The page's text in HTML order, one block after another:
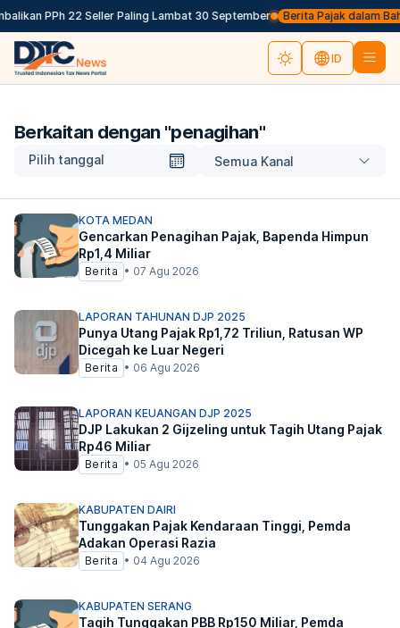
PPh 22 Seller Paling Lambat 30 September Berita Pajak dalam
ID
Berkaitan dengan "penagihan"
Pilih tanggal Semua Kanal
KOTA MEDAN
Gencarkan Penagihan Pajak, Bapenda Himpun
Rp1,4 Miliar
Berita • 07 Agu 2026
LAPORAN TAHUNAN DJP 2025
Punya Utang Pajak Rp1,72 Triliun, Ratusan WP
Dicegah ke Luar Negeri
Berita • 06 Agu 2026
LAPORAN KEUANGAN DJP 2025
DJP Lakukan 2 Gijzeling untuk Tagih Utang Pajak
Rp46 Miliar
Berita • 05 Agu 2026
KABUPATEN DAIRI
Tunggakan Pajak Kendaraan Tinggi, Pemda
Adakan Operasi Razia
Berita • 04 Agu 2026
KABUPATEN SERANG
Tagih Tunggakan PBB Rp150 Miliar, Pemda